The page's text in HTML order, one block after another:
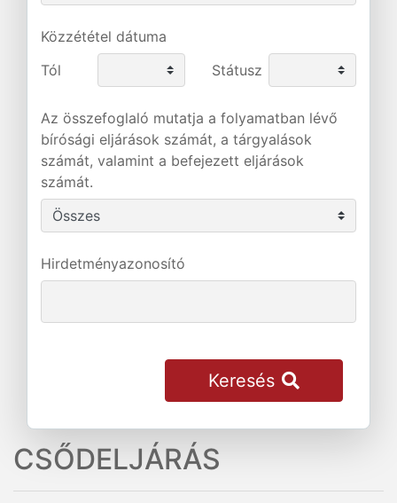
Közzététel dátuma
Tól
Státusz
Az összefoglaló mutatja a folyamatban lévő
bírósági eljárások számát, a tárgyalások
számát, valamint a befejezett eljárások
számát.
Hirdetményazonosító
Keresés
CSŐDELJÁRÁS